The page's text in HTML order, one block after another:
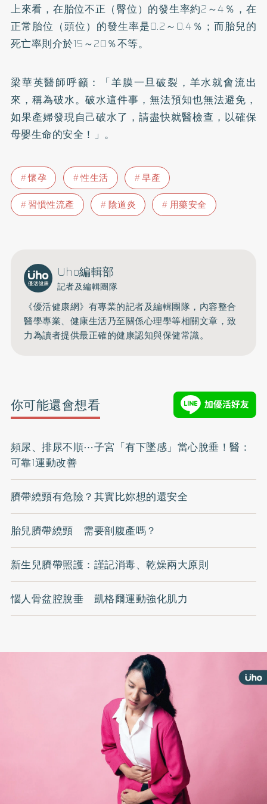
上來看，在胎位不正（臀位）的發生率約2～4％，在
正常胎位（頭位）的發生率是0.2～0.4％；而胎兒的
死亡率則介於15～20％不等。
梁華英醫師呼籲：「羊膜一旦破裂，羊水就會流出
來，稱為破水。破水這件事，無法預知也無法避免，
如果產婦發現自己破水了，請盡快就醫檢查，以確保
母嬰生命的安全！」。
懷孕 性生活
早產
習慣性流產
陰道炎 用藥安全
Uho編輯部
記者及編輯團隊
《優活健康網》有專業的記者及編輯團隊，內容整合
醫學專業、健康生活乃至關係心理學等相關文章，致
力為讀者提供最正確的健康認知與保健常識。
你可能還會想看
頻尿、排尿不順⋯子宮「有下墜感」當心脫垂！醫：
可靠1運動改善
臍帶繞頸有危險？其實比妳想的還安全
胎兒臍帶繞頸 需要剖腹產嗎？
新生兒臍帶照護：謹記消毒、乾燥兩大原則
惱人骨盆腔脫垂 凱格爾運動強化肌力